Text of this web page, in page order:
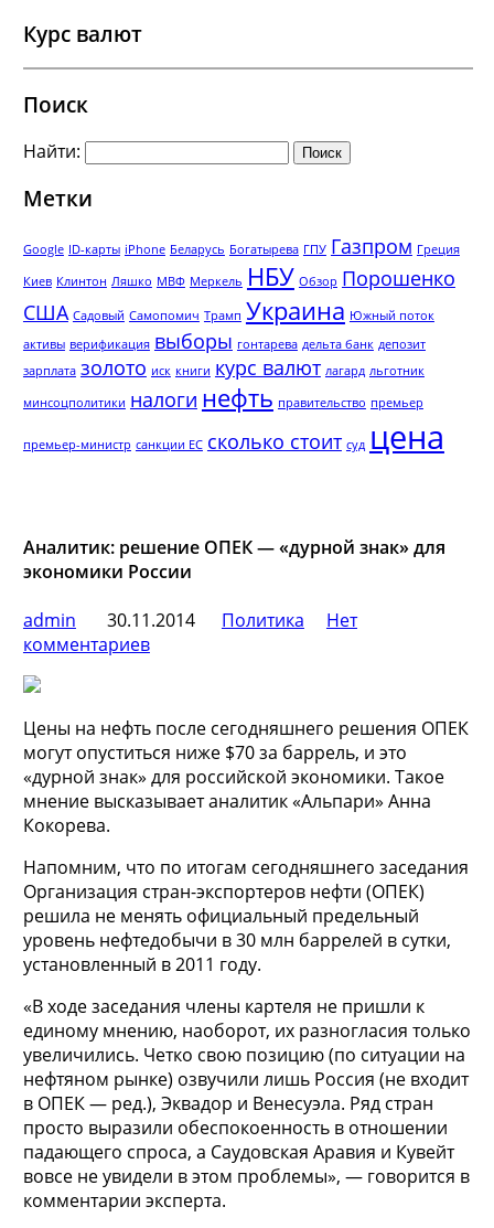
Курс валют
Поиск
Найти:
Метки
Google ID-карты iPhone Беларусь Богатырева ГПУ Газпром Греция
Киев Клинтон Ляшко МВФ Меркель НБУ Обзор Порошенко
США Садовый Самопомич Трамп Украина Южный поток
активы верификация выборы гонтарева дельта банк депозит
зарплата золото иск книги курс валют лагард льготник
минсоцполитики налоги нефть правительство премьер
премьер-министр санкции ЕС сколько стоит суд цена
Аналитик: решение ОПЕК — «дурной знак» для
экономики России
admin
30.11.2014 Политика
Нет
комментариев
Цены на нефть после сегодняшнего решения ОПЕК
могут опуститься ниже $70 за баррель, и это
«дурной знак» для российской экономики. Такое
мнение высказывает аналитик «Альпари» Анна
Кокорева.
Напомним, что по итогам сегодняшнего заседания
Организация стран-экспортеров нефти (ОПЕК)
решила не менять официальный предельный
уровень нефтедобычи в 30 млн баррелей в сутки,
установленный в 2011 году.
«В ходе заседания члены картеля не пришли к
единому мнению, наоборот, их разногласия только
увеличились. Четко свою позицию (по ситуации на
нефтяном рынке) озвучили лишь Россия (не входит
в ОПЕК — ред.), Эквадор и Венесуэла. Ряд стран
просто выразили обеспокоенность в отношении
падающего спроса, а Саудовская Аравия и Кувейт
вовсе не увидели в этом проблемы», — говорится в
комментарии эксперта.